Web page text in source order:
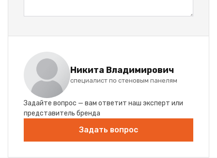
Никита Владимирович
специалист по стеновым панелям
Задайте вопрос — вам ответит наш эксперт или
представитель бренда
Задать вопрос